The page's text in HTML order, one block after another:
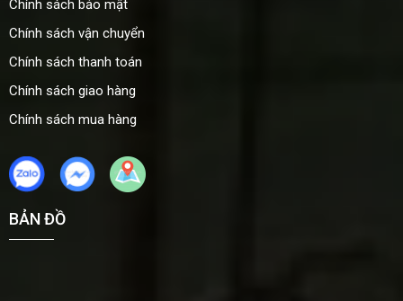
Chính sách bảo mật
Chính sách vận chuyển
Chính sách thanh toán
Chính sách giao hàng
Chính sách mua hàng
BẢN ĐỒ